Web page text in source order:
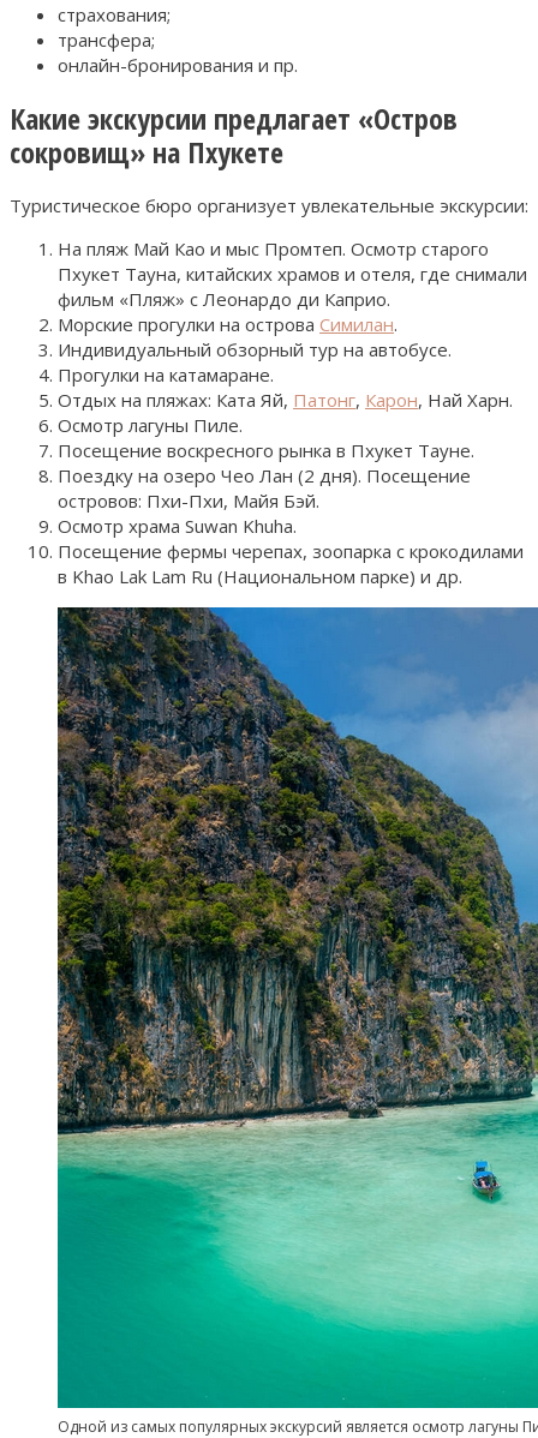
страхования;
трансфера;
онлайн-бронирования и пр.
Какие экскурсии предлагает «Остров
сокровищ» на Пхукете
Туристическое бюро организует увлекательные экскурсии:
На пляж Май Као и мыс Промтеп. Осмотр старого
Пхукет Тауна, китайских храмов и отеля, где снимали
фильм «Пляж» с Леонардо ди Каприо.
Морские прогулки на острова Симилан.
Индивидуальный обзорный тур на автобусе.
Прогулки на катамаране.
Отдых на пляжах: Ката Яй, Патонг, Карон, Най Харн.
Осмотр лагуны Пиле.
Посещение воскресного рынка в Пхукет Тауне.
Поездку на озеро Чео Лан (2 дня). Посещение
островов: Пхи-Пхи, Майя Бэй.
Осмотр храма Suwan Khuha.
Посещение фермы черепах, зоопарка с крокодилами
в Khao Lak Lam Ru (Национальном парке) и др.
Одной из самых популярных экскурсий является осмотр лагуны